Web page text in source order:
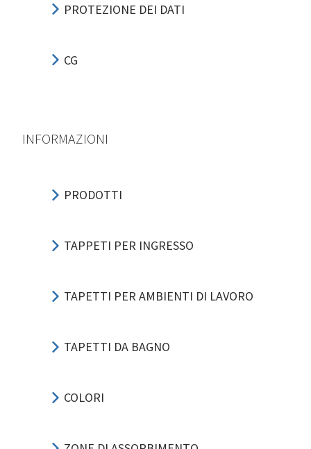
PROTEZIONE DEI DATI
CG
INFORMAZIONI
PRODOTTI
TAPPETI PER INGRESSO
TAPETTI PER AMBIENTI DI LAVORO
TAPETTI DA BAGNO
COLORI